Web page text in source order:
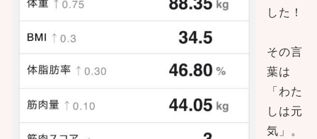
した！
その言
葉は
「わた
しは元
気」。